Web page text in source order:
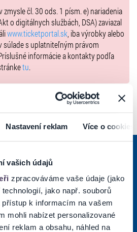
Nastavení reklam Více o cookies
vašich údajů
zpracováváme vaše údaje (jako
jako např. souborů
k informacím na vašem
mohli nabízet personalizované
reklam a obsahu, náhled na
zmysle čl. 30 ods. 1 písm. e) nariadenia
o digitálnych službách, DSA) zaviazal
www.ticketportal.sk , iba výrobky alebo
súlade s uplatniteľným právom
informácie a kontakty podľa
tu.
KODBERU NOVINIEK
a doručte si najnovšie špeciálne
do doručenej pošty.